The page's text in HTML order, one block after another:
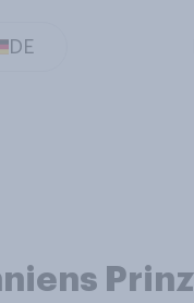
DE